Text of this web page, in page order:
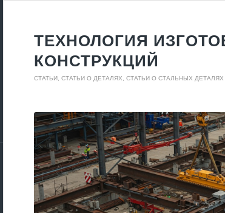
ТЕХНОЛОГИЯ
КОНСТРУКЦИЙ
СТАТЬИ СТАТЬИ О ДЕТАЛЯХ СТАТЬИ О СТАЛЬНЫХ ДЕТАЛЯХ